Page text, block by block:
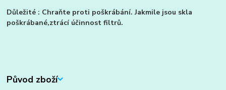
Důležité : Chraňte proti poškrábání. Jakmile jsou skla
poškrábané,ztrácí účinnost filtrů.
Původ zboží